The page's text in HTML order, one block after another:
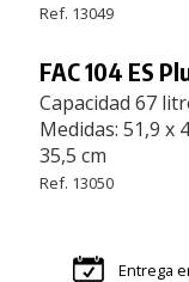
Ref. 13049
FAC 104 ES
Capacidad 67
Medidas: 51,9 x
35,5 cm
Ref. 13050
Entrega